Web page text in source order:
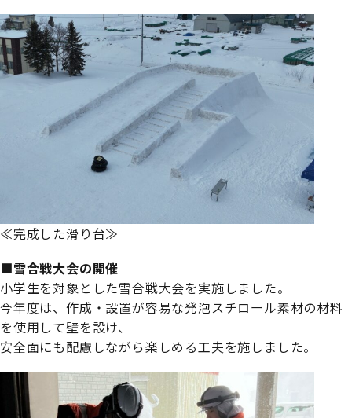
≪完成した滑り台≫
■雪合戦大会の開催
小学生を対象とした雪合戦大会を実施しました。
今年度は、作成・設置が容易な発泡スチロール素材の材料
を使用して壁を設け、
安全面にも配慮しながら楽しめる工夫を施しました。